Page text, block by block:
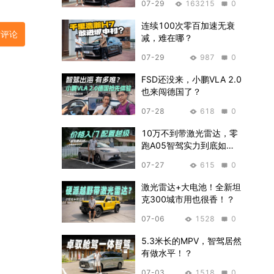
论
07-29 163215 0
连续100次零百加速无衰
减，难在哪？
07-29 987 0
FSD还没来，小鹏VLA 2.0
也来闯德国了？
07-28 618 0
10万不到带激光雷达，零
跑A05智驾实力到底如
07-27 615 0
激光雷达+大电池！全新坦
克300城市用也很香！？
07-06 1528 0
5.3米长的MPV，智驾居然
有做水平！？